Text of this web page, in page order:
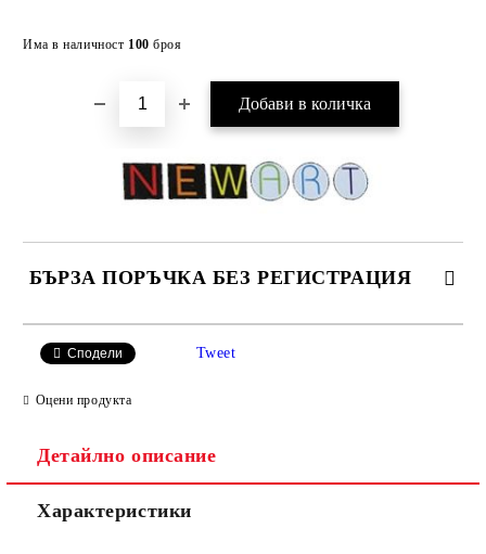
Има в наличност 100 броя
БЪРЗА ПОРЪЧКА БЕЗ РЕГИСТРАЦИЯ
Сподели Tweet
Оцени продукта
Детайлно описание
Характеристики